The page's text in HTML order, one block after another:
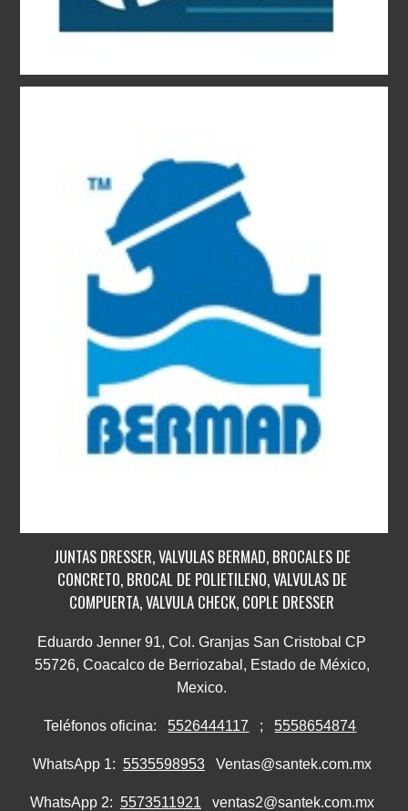
JUNTAS DRESSER, VALVULAS BERMAD, BROCALES DE
CONCRETO, BROCAL DE POLIETILENO, VALVULAS DE
COMPUERTA, VALVULA CHECK, COPLE DRESSER
Eduardo Jenner 91, Col. Granjas San Cristobal CP
55726, Coacalco de Berriozabal, Estado de México,
Mexico.
Teléfonos oficina:5526444117 ;5558654874
WhatsApp 1: 5535598953 Ventas@santek.com.mx
WhatsApp 2: 5573511921 ventas2@santek.com.mx